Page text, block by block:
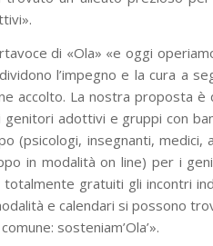
di «Ola» «e oggi
l’impegno e la cura a
accolto. La nostra proposta
adottivi e gruppi con
(psicologi, insegnanti, medici,
in modalità on line) per i
gratuiti gli incontri
e calendari si possono
sosteniam’Ola’».